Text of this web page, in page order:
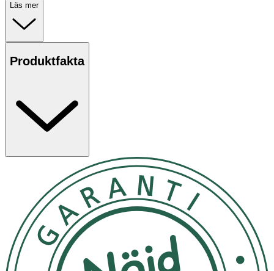
Läs mer
Produktfakta